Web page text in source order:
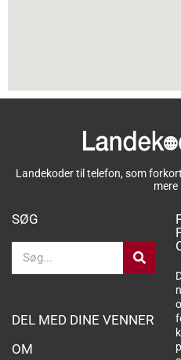
Landekoder til telefon, som
mere
SØG
DEL MED DINE VENNER
OM